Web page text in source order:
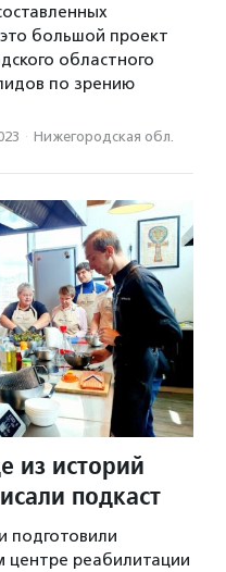
большой проект
областного
по зрению
· Нижегородская обл.
из историй
подкаст
подготовили
центре реабилитации